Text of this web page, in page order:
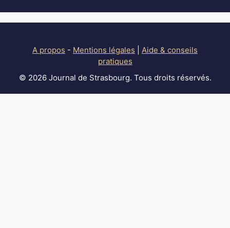
A propos - Mentions légales
Aide & conseils
pratiques
© 2026 Journal de Strasbourg. Tous droits réservés.